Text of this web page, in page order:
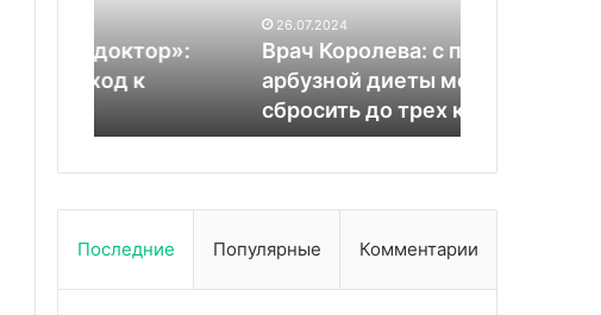
быстро
сбросить
трех
Врач Королева: c помощью
арбузной диеты можно быстро
сбросить до трех килограммов
кому
не
нужно
пить
Последние Популярные Комментарии